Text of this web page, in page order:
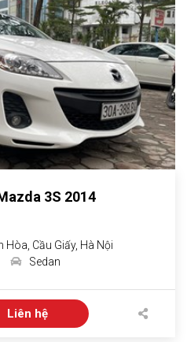
3S 2014
Hòa, Cầu Giấy, Hà Nội
Sedan
Liên hệ